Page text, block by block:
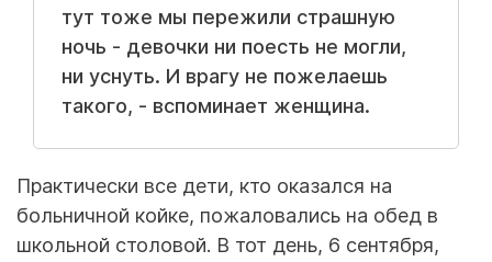
тут тоже мы пережили страшную
ночь - девочки ни поесть не могли,
ни уснуть. И врагу не пожелаешь
такого, - вспоминает женщина.
Практически все дети, кто оказался на
больничной койке, пожаловались на обед в
школьной столовой. В тот день, 6 сентября,